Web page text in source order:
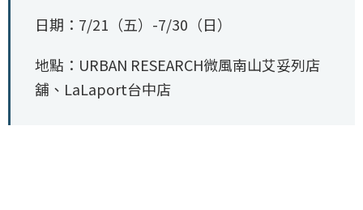
日期：7/21（五）-7/30（日）
地點：URBAN RESEARCH微風南山艾妥列店
舖、LaLaport台中店